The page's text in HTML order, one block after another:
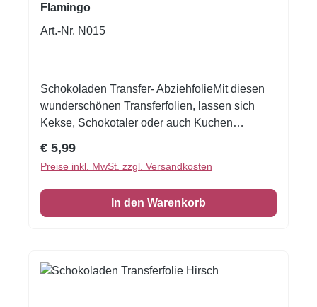
Flamingo
Art.-Nr. N015
Schokoladen Transfer- AbziehfolieMit diesen
wunderschönen Transferfolien, lassen sich
Kekse, Schokotaler oder auch Kuchen
Sie die Schokolade, streichen Sie die
Schokolade auf die Transferfolie, eventuell mit
einer Aufstreichmatte und lassen Sie diese fest
werden. Folie zum Schluss vorsichtig
Regulärer Preis:
€ 5,99
Preise inkl. MwSt. zzgl. Versandkosten
In den Warenkorb